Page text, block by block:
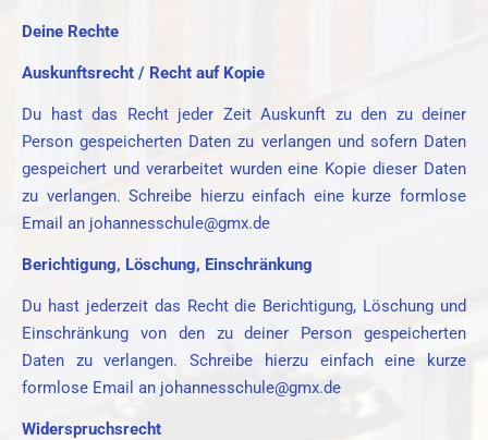
Deine Rechte
Auskunftsrecht / Recht auf Kopie
Du hast das Recht jeder Zeit Auskunft zu den zu deiner
Person gespeicherten Daten zu verlangen und sofern Daten
gespeichert und verarbeitet wurden eine Kopie dieser Daten
zu verlangen. Schreibe hierzu einfach eine kurze formlose
Email an johannesschule@gmx.de
Berichtigung, Löschung, Einschränkung
Du hast jederzeit das Recht die Berichtigung, Löschung und
Einschränkung von den zu deiner Person gespeicherten
Daten zu verlangen. Schreibe hierzu einfach eine kurze
formlose Email an johannesschule@gmx.de
Widerspruchsrecht